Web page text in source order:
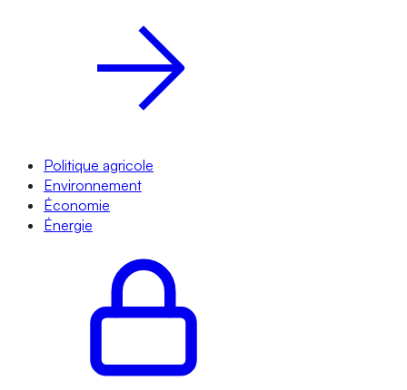
Politique agricole
Environnement
Économie
Énergie